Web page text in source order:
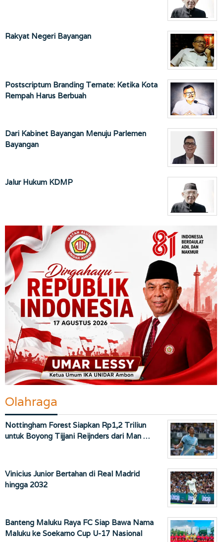
Rakyat Negeri Bayangan
Postscriptum Branding Ternate: Ketika Kota
Rempah Harus Berbuah
Dari Kabinet Bayangan Menuju Parlemen
Bayangan
Jalur Hukum KDMP
Olahraga
Nottingham Forest Siapkan Rp1,2 Triliun
untuk Boyong Tijjani Reijnders dari Man …
Vinicius Junior Bertahan di Real Madrid
hingga 2032
Banteng Maluku Raya FC Siap Bawa Nama
Maluku ke Soekarno Cup U-17 Nasional